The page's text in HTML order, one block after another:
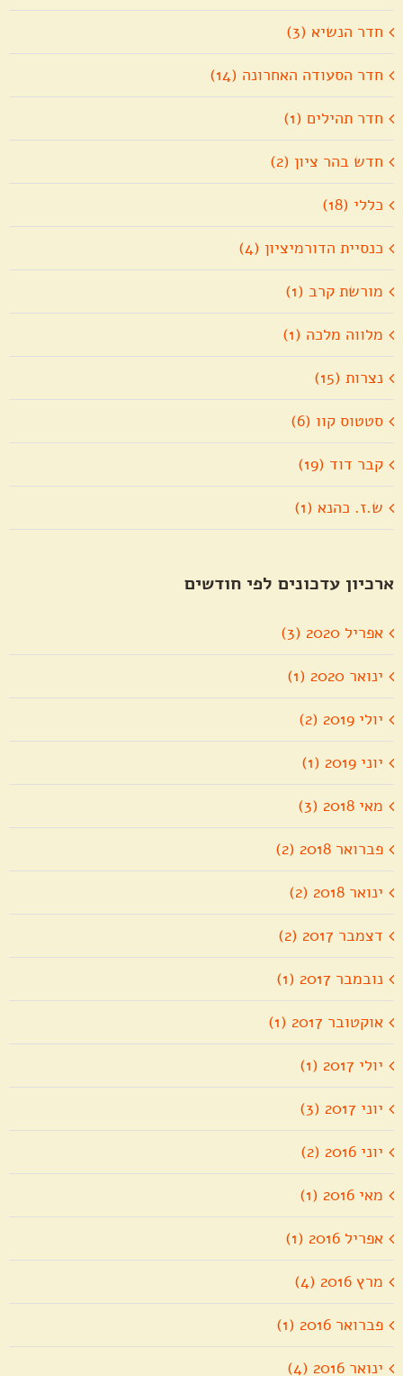
חדר הנשיא (3)
חדר הסעודה האחרונה (14)
חדר תהילים (1)
חדש בהר ציון (2)
כללי (18)
כנסיית הדורמיציון (4)
מורשת קרב (1)
מלווה מלכה (1)
נצרות (15)
סטטוס קוו (6)
קבר דוד (19)
ש.ז. כהנא (1)
ארכיון עדכונים לפי חודשים
אפריל 2020 (3)
ינואר 2020 (1)
יולי 2019 (2)
יוני 2019 (1)
מאי 2018 (3)
פברואר 2018 (2)
ינואר 2018 (2)
דצמבר 2017 (2)
נובמבר 2017 (1)
אוקטובר 2017 (1)
יולי 2017 (1)
יוני 2017 (3)
יוני 2016 (2)
מאי 2016 (1)
אפריל 2016 (1)
מרץ 2016 (4)
פברואר 2016 (1)
ינואר 2016 (4)